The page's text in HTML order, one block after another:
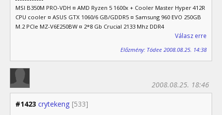
MSI B350M PRO-VDH ¤ AMD Ryzen 5 1600x + Cooler Master Hyper 412R
CPU cooler ¤ ASUS GTX 1060/6 GB/GDDR5 ¤ Samsung 960 EVO 250GB
M.2 PCIe MZ-V6E250BW ¤ 2*8 Gb Crucial 2133 Mhz DDR4
Válasz erre
Előzmény: Tódee 2008.08.25. 14:38
#1423 crytekeng [533]
2008.08.25. 18:46